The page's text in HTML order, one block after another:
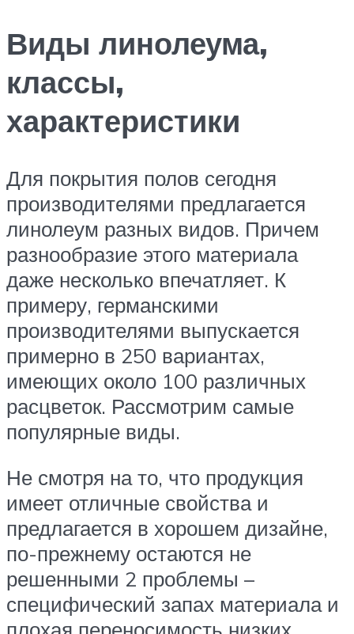
Виды линолеума,
классы,
характеристики
Для покрытия полов сегодня
производителями предлагается
линолеум разных видов. Причем
разнообразие этого материала
даже несколько впечатляет. К
примеру, германскими
производителями выпускается
примерно в 250 вариантах,
имеющих около 100 различных
расцветок. Рассмотрим самые
популярные виды.
Не смотря на то, что продукция
имеет отличные свойства и
предлагается в хорошем дизайне,
по-прежнему остаются не
решенными 2 проблемы –
специфический запах материала и